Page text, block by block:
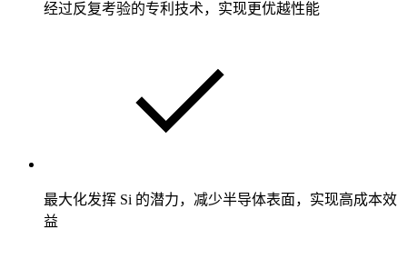
经过反复考验的专利技术，实现更优越性能
最大化发挥 Si 的潜力，减少半导体表面，实现高成本效
益